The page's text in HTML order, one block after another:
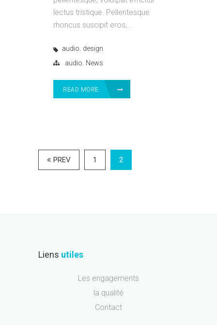
lectus tristique. Pellentesque
rhoncus suscipit eros,...
audio, design
audio, News
READ MORE
PREV 1 2
Liens utiles
Les engagements
la qualité
Contact